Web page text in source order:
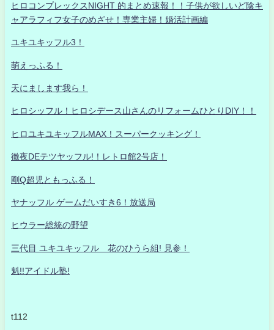
ヒロコンプレックスNIGHT 的まとめ速報！！子供が欲しいど陰キ
ャアラフィフ女子のめざせ！専業主婦！婚活計画編
ユキユキッフル3！
萌えっふる！
天にまします我ら！
ヒロシッフル！ヒロシデース山さんのリフォームひとりDIY！！
ヒロユキユキッフルMAX！スーパークッキング！
徹夜DEテツヤッフル!！レトロ館2号店！
剛Q超児ともっふる！
ヤナッフル ゲームだいすき6！放送局
ヒウラー総統の野望
三代目 ユキユキッフル 花のひうら組! 見参！
魁!!アイドル塾!
t112